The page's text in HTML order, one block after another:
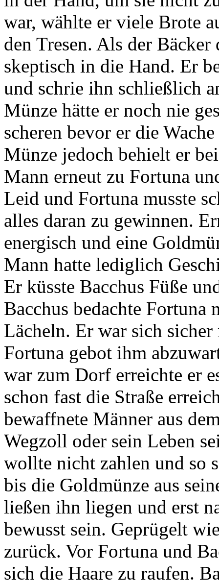
war, wählte er viele Brote
den Tresen. Als der
skeptisch in die Hand. Er
und schrie ihn schließlich
Münze hätte er noch nie
scheren bevor er die
Münze jedoch behielt er
Mann erneut zu Fortuna
Leid und Fortuna musste
alles daran zu gewinnen.
energisch und eine
Mann hatte lediglich
Er küsste Bacchus Füße
Bacchus bedachte
Lächeln. Er war sich
Fortuna gebot ihm
war zum Dorf erreichte er
schon fast die Straße
bewaffnete Männer aus
Wegzoll oder sein Leben
wollte nicht zahlen und so
bis die Goldmünze aus
ließen ihn liegen und erst
bewusst sein. Geprügelt
zurück. Vor Fortuna und
sich die Haare zu raufen.